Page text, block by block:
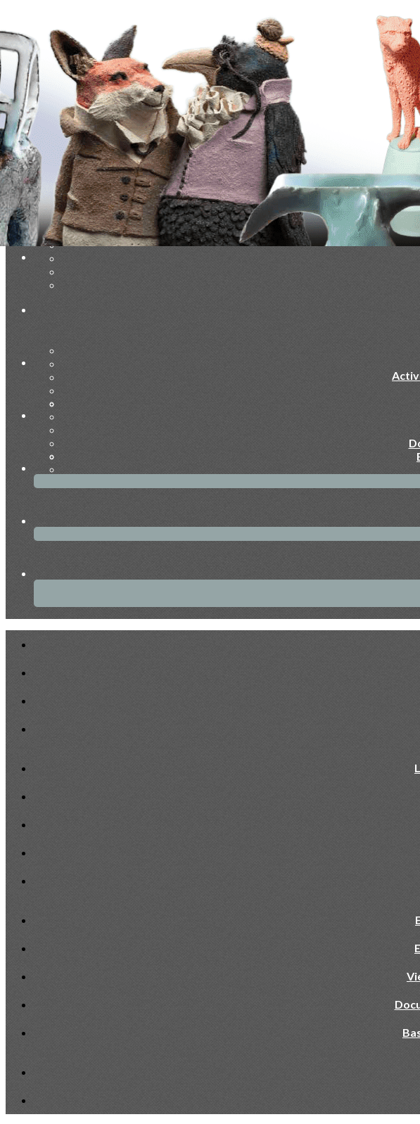
Exporter toutes les colonnes
Exporter uniquement les colonnes affichées
Menu
Ajoutez un logo, un bouton, des réseaux sociaux
Cliquez pour éditer